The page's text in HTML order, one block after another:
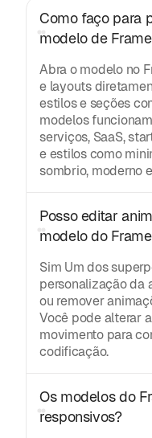
Como faço para
modelo de
Abra o modelo no
e layouts
estilos e seções
modelos
serviços, SaaS,
e estilos como
sombrio, moderno
Posso editar
modelo do
Sim Um dos
personalização da
ou remover
Você pode alterar
movimento para
codificação.
Os modelos do
responsivos?